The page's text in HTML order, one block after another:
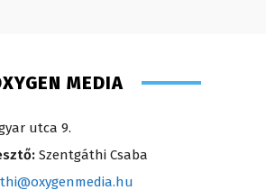
MEDIA
utca 9.
Szentgáthi Csaba